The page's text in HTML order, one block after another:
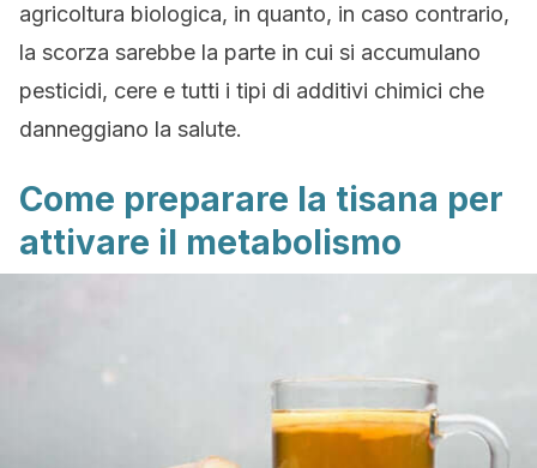
agricoltura biologica, in quanto, in caso contrario,
la scorza sarebbe la parte in cui si accumulano
pesticidi, cere e tutti i tipi di additivi chimici che
danneggiano la salute.
Come preparare la tisana per
attivare il metabolismo